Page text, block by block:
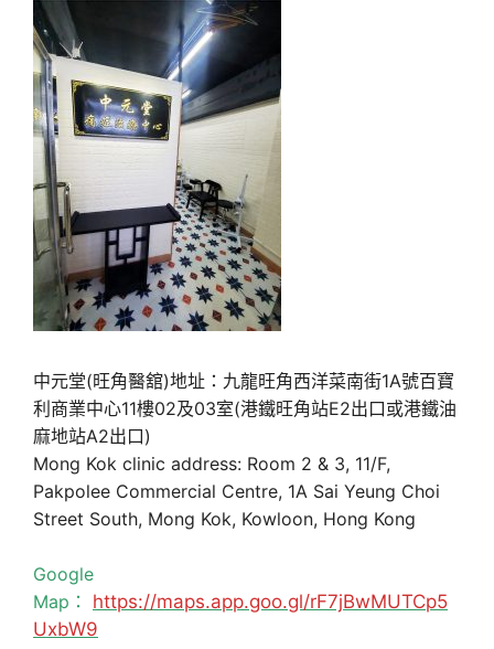
中元堂(旺角醫舘)地址：九龍旺角西洋菜南街1A號百寶
利商業中心11樓02及03室(港鐵旺角站E2出口或港鐵油
麻地站A2出口)
Mong Kok clinic address: Room 2 & 3, 11/F,
Pakpolee Commercial Centre, 1A Sai Yeung Choi
Street South, Mong Kok, Kowloon, Hong Kong
Google
Map： https://maps.app.goo.gl/rF7jBwMUTCp5
UxbW9